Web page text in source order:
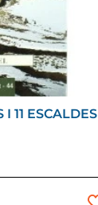
11 ESCALDES